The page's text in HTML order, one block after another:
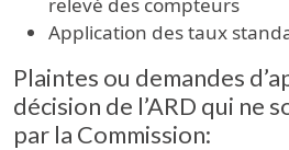
Application des taux
Plaintes ou demandes
décision de l’ARD qui ne
par la Commission: